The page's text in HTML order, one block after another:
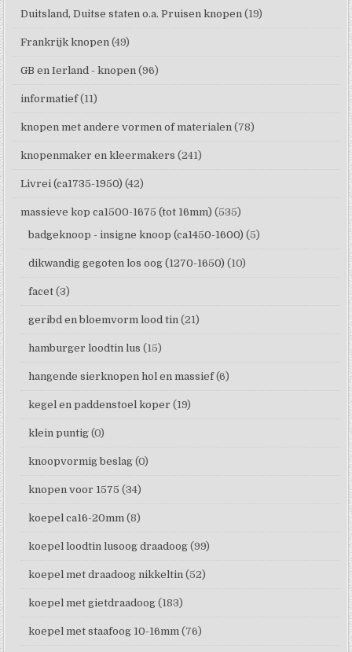
Duitsland, Duitse staten o.a. Pruisen knopen (19)
Frankrijk knopen (49)
GB en Ierland - knopen (96)
informatief (11)
knopen met andere vormen of materialen (78)
knopenmaker en kleermakers (241)
Livrei (ca1735-1950) (42)
massieve kop ca1500-1675 (tot 16mm) (535)
badgeknoop - insigne knoop (ca1450-1600) (5)
dikwandig gegoten los oog (1270-1650) (10)
facet (3)
geribd en bloemvorm lood tin (21)
hamburger loodtin lus (15)
hangende sierknopen hol en massief (6)
kegel en paddenstoel koper (19)
klein puntig (0)
knoopvormig beslag (0)
knopen voor 1575 (34)
koepel ca16-20mm (8)
koepel loodtin lusoog draadoog (99)
koepel met draadoog nikkeltin (52)
koepel met gietdraadoog (183)
koepel met staafoog 10-16mm (76)